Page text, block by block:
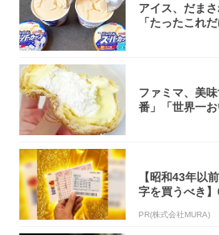
アイス、だま
「たったこれ
ファミマ、美
番」「世界一お
【昭和43年以
字を買うべき
PR(株式会社MURA)